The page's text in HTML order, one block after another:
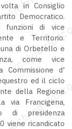
in Consiglio
Democratico.
funzioni di vice
e Territorio.
di Orbetello e
come vice
Commissione d'
ed il ciclo
della Regione
via Francigena,
presidenza
viene ricandicato